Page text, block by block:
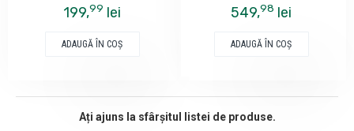
199,99 lei
ADAUGĂ ÎN COŞ
549,98 lei
ADAUGĂ ÎN COŞ
Ați ajuns la sfârșitul listei de produse.